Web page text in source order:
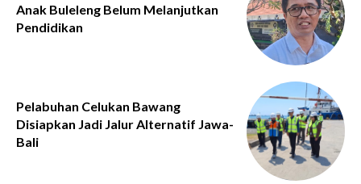
Anak Buleleng Belum Melanjutkan
Pendidikan
Pelabuhan Celukan Bawang
Disiapkan Jadi Jalur Alternatif Jawa-
Bali